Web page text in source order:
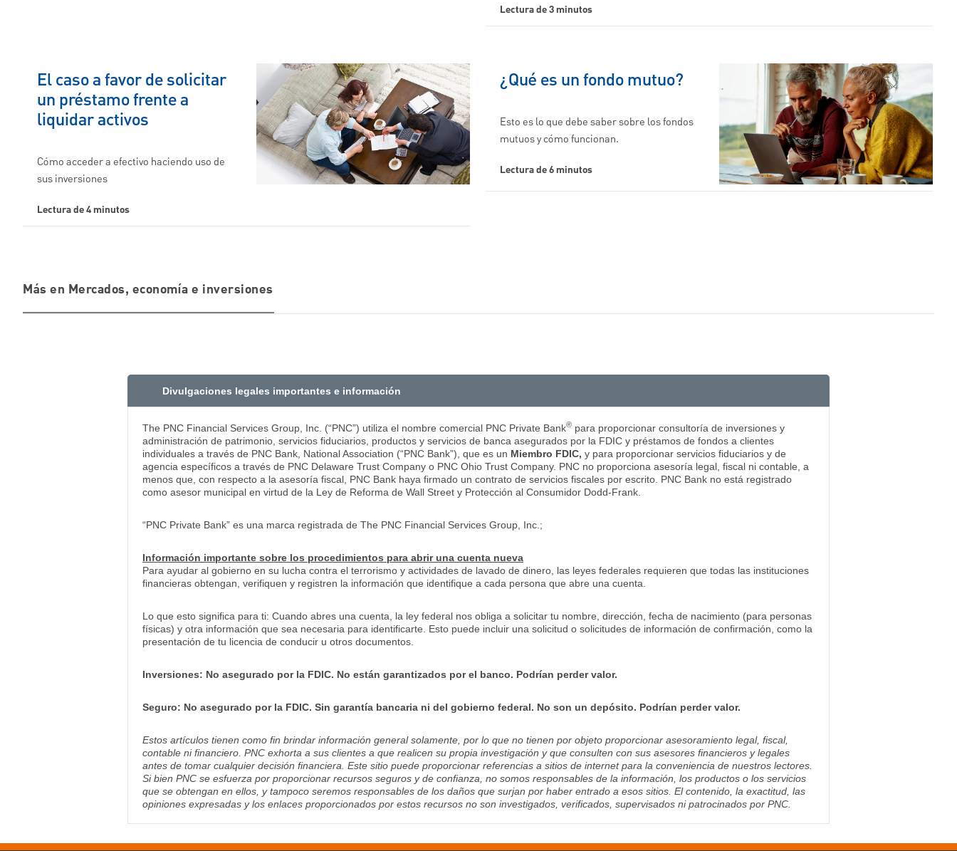
Lectura de 3 minutos
El caso a favor de solicitar
un préstamo frente a
liquidar activos
Cómo acceder a efectivo haciendo uso de
sus inversiones
Lectura de 4 minutos
¿Qué es un fondo mutuo?
Esto es lo que debe saber sobre los fondos
mutuos y cómo funcionan.
Lectura de 6 minutos
Más en Mercados, economía e inversiones
Divulgaciones legales importantes e información
The PNC Financial Services Group, Inc. (“PNC”) utiliza el nombre comercial PNC Private Bank® para proporcionar consultoría de inversiones y
administración de patrimonio, servicios fiduciarios, productos y servicios de banca asegurados por la FDIC y préstamos de fondos a clientes
individuales a través de PNC Bank, National Association (“PNC Bank”), que es un Miembro FDIC, y para proporcionar servicios fiduciarios y de
agencia específicos a través de PNC Delaware Trust Company o PNC Ohio Trust Company. PNC no proporciona asesoría legal, fiscal ni contable, a
menos que, con respecto a la asesoría fiscal, PNC Bank haya firmado un contrato de servicios fiscales por escrito. PNC Bank no está registrado
como asesor municipal en virtud de la Ley de Reforma de Wall Street y Protección al Consumidor Dodd-Frank.
“PNC Private Bank” es una marca registrada de The PNC Financial Services Group, Inc.;
Información importante sobre los procedimientos para abrir una cuenta nueva
Para ayudar al gobierno en su lucha contra el terrorismo y actividades de lavado de dinero, las leyes federales requieren que todas las instituciones
financieras obtengan, verifiquen y registren la información que identifique a cada persona que abre una cuenta.
Lo que esto significa para ti: Cuando abres una cuenta, la ley federal nos obliga a solicitar tu nombre, dirección, fecha de nacimiento (para personas
físicas) y otra información que sea necesaria para identificarte. Esto puede incluir una solicitud o solicitudes de información de confirmación, como la
presentación de tu licencia de conducir u otros documentos.
Inversiones: No asegurado por la FDIC. No están garantizados por el banco. Podrían perder valor.
Seguro: No asegurado por la FDIC. Sin garantía bancaria ni del gobierno federal. No son un depósito. Podrían perder valor.
Estos artículos tienen como fin brindar información general solamente, por lo que no tienen por objeto proporcionar asesoramiento legal, fiscal,
contable ni financiero. PNC exhorta a sus clientes a que realicen su propia investigación y que consulten con sus asesores financieros y legales
antes de tomar cualquier decisión financiera. Este sitio puede proporcionar referencias a sitios de internet para la conveniencia de nuestros lectores.
Si bien PNC se esfuerza por proporcionar recursos seguros y de confianza, no somos responsables de la información, los productos o los servicios
que se obtengan en ellos, y tampoco seremos responsables de los daños que surjan por haber entrado a esos sitios. El contenido, la exactitud, las
opiniones expresadas y los enlaces proporcionados por estos recursos no son investigados, verificados, supervisados ni patrocinados por PNC.